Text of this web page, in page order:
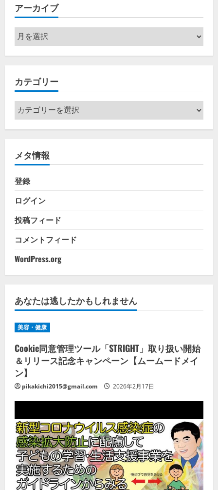
アーカイブ
ア
ー
カ
ブ
カテゴリー
カ
テ
ゴ
ー
メタ情報
登録
ログイン
投稿フィード
コメントフィード
WordPress.org
あなたは逃したかもしれません
美容・健康
Cookie同意管理ツール「STRIGHT」取り扱い開始
＆リリース記念キャンペーン【ムームードメイ
ン】
pikakichi2015@gmail.com 2026年2月17日